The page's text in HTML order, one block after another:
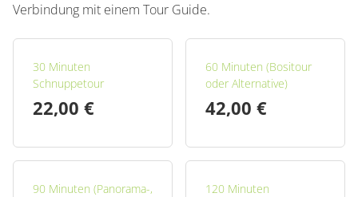
Verbindung mit einem Tour Guide.
30 Minuten
Schnuppetour
22,00 €
60 Minuten (Bositour
oder Alternative)
42,00 €
90 Minuten (Panorama-,
120 Minuten